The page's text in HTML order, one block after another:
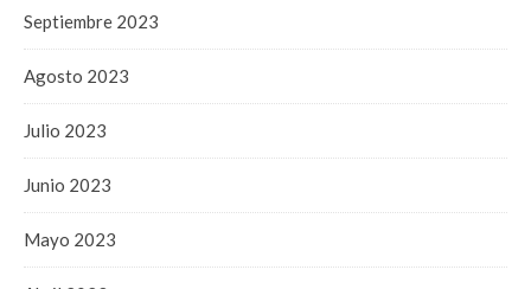
Septiembre 2023
Agosto 2023
Julio 2023
Junio 2023
Mayo 2023